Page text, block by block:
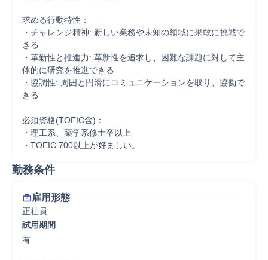
求める行動特性：
・チャレンジ精神: 新しい業務や未知の領域に果敢に挑戦で
きる
・革新性と推進力: 革新性を追求し、困難な課題に対して主
体的に研究を推進できる
・協調性: 周囲と円滑にコミュニケーションを取り、協働で
きる
必須資格(TOEIC含)：
・理工系、薬学系修士卒以上
・TOEIC 700以上が好ましい。
勤務条件
雇用形態
正社員
試用期間
有